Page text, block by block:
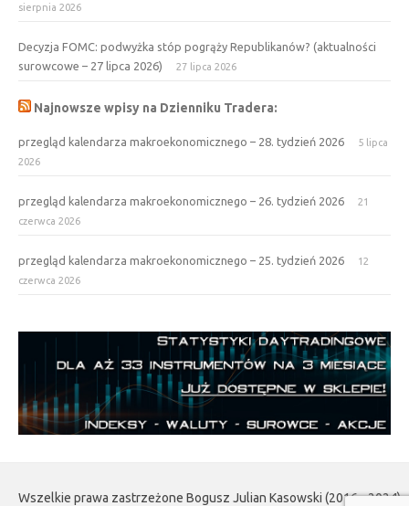
sierpnia 2026
Decyzja FOMC: podwyżka stóp pogrąży Republikanów? (aktualności
surowcowe – 27 lipca 2026)
27 lipca 2026
Najnowsze wpisy na Dzienniku Tradera:
przegląd kalendarza makroekonomicznego – 28. tydzień 2026
5 lipca
2026
przegląd kalendarza makroekonomicznego – 26. tydzień 2026
21
czerwca 2026
przegląd kalendarza makroekonomicznego – 25. tydzień 2026
12
czerwca 2026
Wszelkie prawa zastrzeżone Bogusz Julian Kasowski (2016 - 2024)